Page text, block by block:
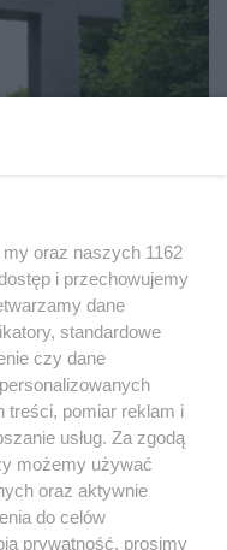
oraz naszych 1162
i przechowujemy
dane
standardowe
czy dane
treści, pomiar reklam i
usług. Za zgodą
możemy używać
oraz aktywnie
do celów
prywatność, prosimy